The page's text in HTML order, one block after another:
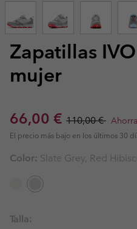
Zapatillas
mujer
Sale price:
66,00 € Regular price:
110,00 €
El precio más bajo en los últimos 30
Color: Slate Grey, Red
Talla: